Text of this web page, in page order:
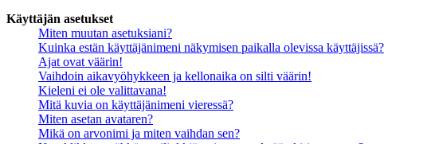
Käyttäjän asetukset
Miten muutan asetuksiani?
Kuinka estän käyttäjänimeni näkymisen paikalla olevissa käyttäjissä?
Ajat ovat väärin!
Vaihdoin aikavyöhykkeen ja kellonaika on silti väärin!
Kieleni ei ole valittavana!
Mitä kuvia on käyttäjänimeni vieressä?
Miten asetan avataren?
Mikä on arvonimi ja miten vaihdan sen?